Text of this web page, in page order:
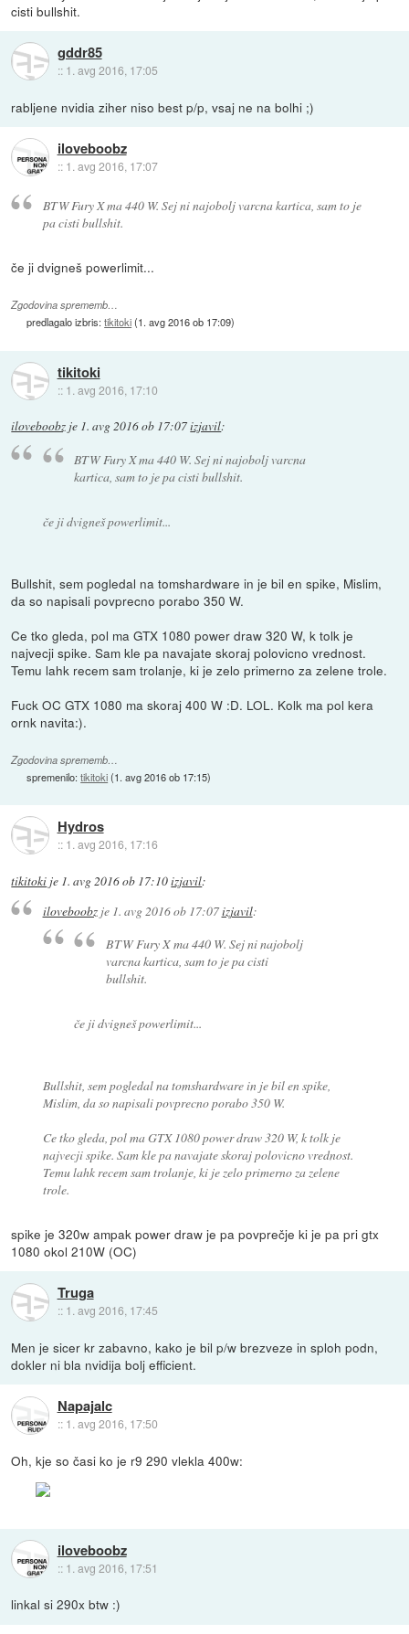
cisti bullshit.
gddr85
:: 1. avg 2016, 17:05
rabljene nvidia ziher niso best p/p, vsaj ne na bolhi ;)
iloveboobz
:: 1. avg 2016, 17:07
BTW Fury X ma 440 W. Sej ni najobolj varcna kartica, sam to je
pa cisti bullshit.
če ji dvigneš powerlimit...
Zgodovina sprememb…
predlagalo izbris:tikitoki(1. avg 2016 ob 17:09)
tikitoki
:: 1. avg 2016, 17:10
iloveboobz je 1. avg 2016 ob 17:07izjavil:
BTW Fury X ma 440 W. Sej ni najobolj varcna
kartica, sam to je pa cisti bullshit.
če ji dvigneš powerlimit...
Bullshit, sem pogledal na tomshardware in je bil en spike, Mislim,
da so napisali povprecno porabo 350 W.
Ce tko gleda, pol ma GTX 1080 power draw 320 W, k tolk je
najvecji spike. Sam kle pa navajate skoraj polovicno vrednost.
Temu lahk recem sam trolanje, ki je zelo primerno za zelene trole.
Fuck OC GTX 1080 ma skoraj 400 W :D. LOL. Kolk ma pol kera
ornk navita:).
Zgodovina sprememb…
spremenilo:tikitoki(1. avg 2016 ob 17:15)
Hydros
:: 1. avg 2016, 17:16
tikitoki je 1. avg 2016 ob 17:10izjavil:
iloveboobzje 1. avg 2016 ob 17:07izjavil:
BTW Fury X ma 440 W. Sej ni najobolj
varcna kartica, sam to je pa cisti
bullshit.
če ji dvigneš powerlimit...
Bullshit, sem pogledal na tomshardware in je bil en spike,
Mislim, da so napisali povprecno porabo 350 W.
Ce tko gleda, pol ma GTX 1080 power draw 320 W, k tolk je
najvecji spike. Sam kle pa navajate skoraj polovicno vrednost.
Temu lahk recem sam trolanje, ki je zelo primerno za zelene
trole.
spike je 320w ampak power draw je pa povprečje ki je pa pri gtx
1080 okol 210W (OC)
Truga
:: 1. avg 2016, 17:45
Men je sicer kr zabavno, kako je bil p/w brezveze in sploh podn,
dokler ni bla nvidija bolj efficient.
Napajalc
:: 1. avg 2016, 17:50
Oh, kje so časi ko je r9 290 vlekla 400w:
iloveboobz
:: 1. avg 2016, 17:51
linkal si 290x btw :)